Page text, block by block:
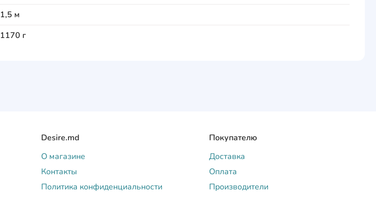
1,5 м
1170 г
Desire.md
О магазине
Контакты
Политика конфиденциальности
Покупателю
Доставка
Оплата
Производители